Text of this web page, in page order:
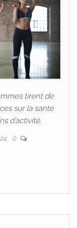
tirent de
sur la santé
d’activité.
0